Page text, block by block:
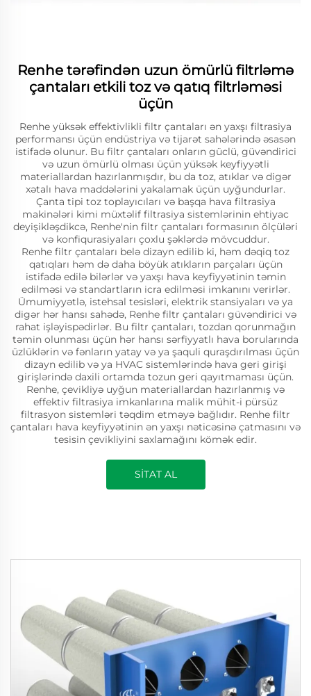
Renhe tərəfindən uzun ömürlü filtrləmə
çantaları etkili toz və qatıq filtrləməsi
üçün
Renhe yüksək effektivlikli filtr çantaları ən yaxşı filtrasiya
performansı üçün endüstriya və tijarət sahələrində əsasən
istifadə olunur. Bu filtr çantaları onların güclü, güvəndirici
və uzun ömürlü olması üçün yüksək keyfiyyətli
materiallardan hazırlanmışdır, bu da toz, atıklar və digər
xətalı hava maddələrini yakalamak üçün uyğundurlar.
Çanta tipi toz toplayıcıları və başqa hava filtrasiya
makinələri kimi müxtəlif filtrasiya sistemlərinin ehtiyac
deyişikləşdikcə, Renhe'nin filtr çantaları formasının ölçüləri
və konfiqurasiyaları çoxlu şəklərdə mövcuddur.
Renhe filtr çantaları belə dizayn edilib ki, həm dəqiq toz
qatıqları həm də daha böyük atıkların parçaları üçün
istifadə edilə bilərlər və yaxşı hava keyfiyyətinin təmin
edilməsi və standartların icra edilməsi imkanını verirlər.
Ümumiyyətlə, istehsal tesisləri, elektrik stansiyaları və ya
digər hər hansı sahədə, Renhe filtr çantaları güvəndirici və
rahat işləyispədirlər. Bu filtr çantaları, tozdan qorunmağın
təmin olunması üçün hər hansı sərfiyyatlı hava borularında
üzlüklərin və fənların yatay və ya şaquli quraşdırılması üçün
dizayn edilib və ya HVAC sistemlərində hava geri girişi
girişlərində daxili ortamda tozun geri qayıtmaması üçün.
Renhe, çevikliyə uyğun materiallardan hazırlanmış və
effektiv filtrasiya imkanlarına malik mühit-i pürsüz
filtrasyon sistemləri təqdim etməyə bağlıdır. Renhe filtr
çantaları hava keyfiyyətinin ən yaxşı nəticəsinə çatmasını və
tesisin çevikliyini saxlamağını kömək edir.
SİTAT AL